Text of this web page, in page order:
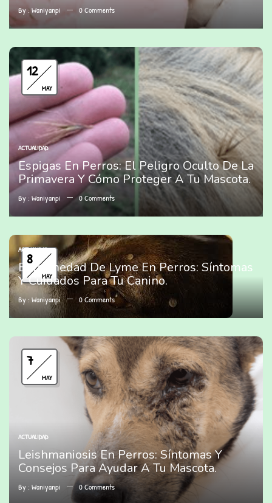
By :Waniyanpi 0Comments
12
MAY
ACTUALIDAD
Espigas En Perros: El Peligro Oculto De La
Primavera Y Cómo Proteger A Tu Mascota.
By : Waniyanpi 0Comments
8
MAY
ACTUALIDAD
Enfermedad De Lyme En Perros: Síntomas
Y Cuidados Para Tu Canino.
By : Waniyanpi 0Comments
7
MAY
ACTUALIDAD
Leishmaniosis En Perros: Síntomas Y
Consejos Para Ayudar A Tu Mascota.
By : Waniyanpi 0Comments